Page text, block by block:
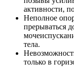
активности,
Неполное
прерываться
тела.
только в